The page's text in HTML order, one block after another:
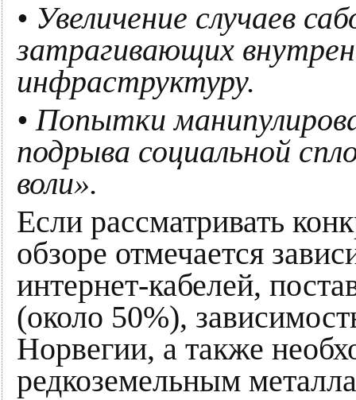
• Увеличение случаев
затрагивающих
инфраструктуру.
• Попытки
подрыва социальной
воли».
Если рассматривать
обзоре отмечается
интернет-кабелей,
(около 50%),
Норвегии, а также
редкоземельным